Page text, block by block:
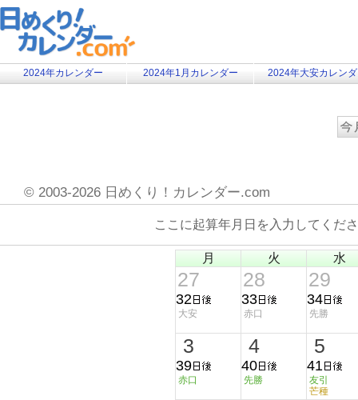
2024年カレンダー 2024年1月カレンダー 2024年大安カレン
© 2003-2026 日めくり！カレンダー.com
ここに起算年月日を入力してく
月 火 水
27
32
大安
28
33
赤口
29
34
先勝
3
39
赤口
4
40
先勝
5
41
友引
芒種